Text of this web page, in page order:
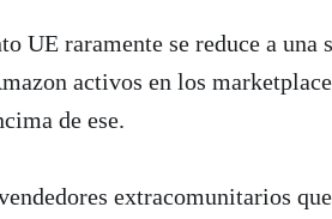
UE raramente se reduce a una
activos en los
de ese.
extracomunitarios